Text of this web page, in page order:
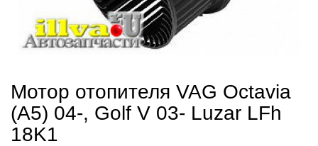
Мотор отопителя VAG Octavia
(A5) 04-, Golf V 03- Luzar LFh
18K1